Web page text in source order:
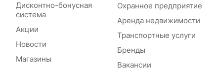
Дисконтно-бонусная
система
Акции
Новости
Магазины
Охранное предприятие
Аренда недвижимости
Транспортные услуги
Бренды
Вакансии